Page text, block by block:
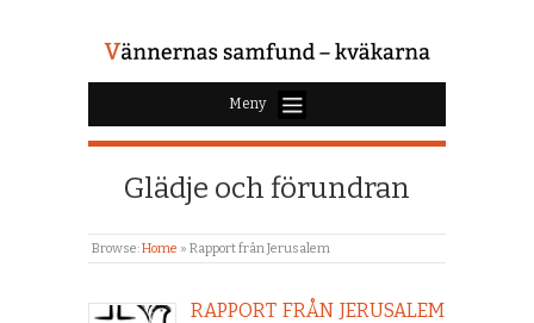
Meny
Glädje och förundran
Browse:Home » Rapport från Jerusalem
RAPPORT FRÅN JERUSALEM